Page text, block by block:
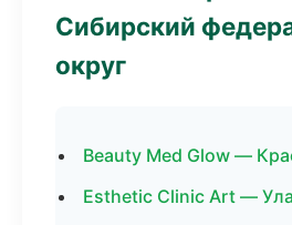
Сибирский
округ
Beauty Med Glow —
Esthetic Clinic Art —